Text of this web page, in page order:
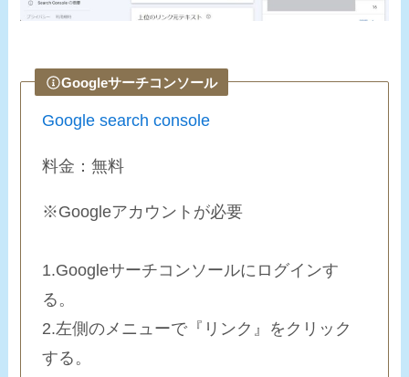
Googleサーチコンソール
Google search console
料金：無料
※Googleアカウントが必要
1.Googleサーチコンソールにログインす
る。
2.左側のメニューで『リンク』をクリック
する。